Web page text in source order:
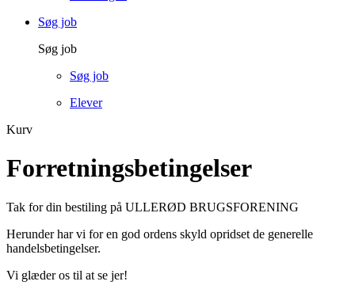
Søg job
Søg job
Søg job
Elever
Kurv
Forretningsbetingelser
Tak for din bestiling på ULLERØD BRUGSFORENING
Herunder har vi for en god ordens skyld opridset de generelle
handelsbetingelser.
Vi glæder os til at se jer!